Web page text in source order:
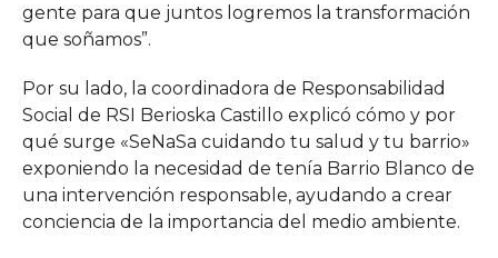
gente para que juntos logremos la transformación
que soñamos”.
Por su lado, la coordinadora de Responsabilidad
Social de RSI Berioska Castillo explicó cómo y por
qué surge «SeNaSa cuidando tu salud y tu barrio»
exponiendo la necesidad de tenía Barrio Blanco de
una intervención responsable, ayudando a crear
conciencia de la importancia del medio ambiente.